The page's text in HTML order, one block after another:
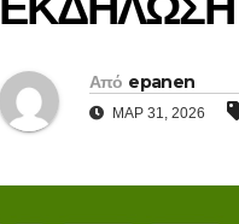
Από epanen
ΜΑΡ 31, 2026